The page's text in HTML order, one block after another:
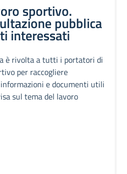
sportivo.
pubblica
interessati
è rivolta a tutti i portatori di
per raccogliere
e documenti utili
sul tema del lavoro